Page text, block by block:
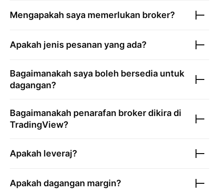
Mengapakah saya memerlukan broker?
Apakah jenis pesanan yang ada?
Bagaimanakah saya boleh bersedia untuk
dagangan?
Bagaimanakah penarafan broker dikira di
TradingView?
Apakah leveraj?
Apakah dagangan margin?